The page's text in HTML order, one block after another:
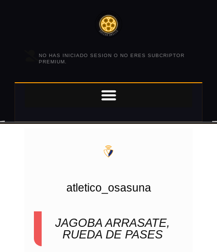
NO HAS INICIADO SESION O NO ERES SUBCRIPTOR
PREMIUM.
atletico_osasuna
JAGOBA ARRASATE,
RUEDA DE PASES